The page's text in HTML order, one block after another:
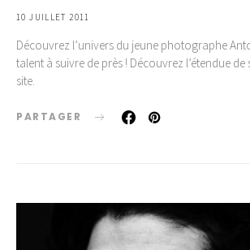
10 JUILLET 2011
Découvrez l’univers du jeune photographe
talent à suivre de près ! Découvrez l’étendue
site.
PARTAGER